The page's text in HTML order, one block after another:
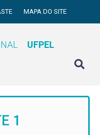
MAPA DO SITE
UFPEL
1